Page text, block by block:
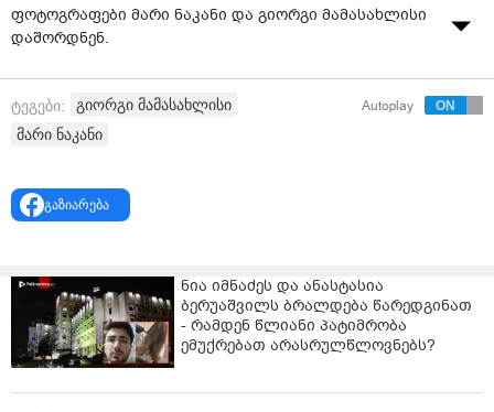
ფოტოგრაფები მარი ნაკანი და გიორგი მამასახლისი
დაშორდნენ.
როგორც მარი ნაკანმა გადაცემა"სარკასტიკაში"
განაცხადა, დაშორების მიზეზი მესამე პიროვნება
გახდა.
ტეგები:
გიორგი მამასახლისი
მარი ნაკანი
Autoplay
გაზიარება
ნია იმნაძეს და ანასტასია
ბერუაშვილს ბრალდება წარედგინათ
- რამდენ წლიანი პატიმრობა
ემუქრებათ არასრულწლოვნებს?